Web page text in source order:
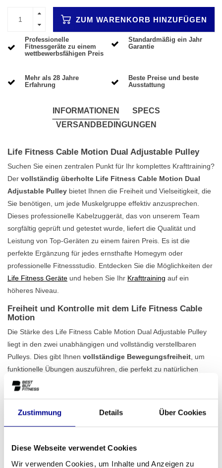
Zustimmung Details Über Cookies
Diese Webseite verwendet Cookies
Wir verwenden Cookies, um Inhalte und Anzeigen zu
ZUM WARENKORB HINZUFÜGEN
Professionelle
Fitnessgeräte zu einem
wettbewerbsfähigen Preis
Standardmäßig ein Jahr
Garantie
Mehr als 28 Jahre
Erfahrung
Beste Preise und beste
Ausstattung
INFORMATIONEN
SPECS
VERSANDBEDINGUNGEN
Life Fitness Cable Motion Dual Adjustable Pulley
Suchen Sie einen zentralen Punkt für Ihr komplettes Krafttraining?
Der vollständig überholte Life Fitness Cable Motion Dual
Adjustable Pulley bietet Ihnen die Freiheit und Vielseitigkeit, die
Sie benötigen, um jede Muskelgruppe effektiv anzusprechen.
Dieses professionelle Kabelzuggerät, das von unserem Team
sorgfältig geprüft und getestet wurde, liefert die Qualität und
Leistung von Top-Geräten zu einem fairen Preis. Es ist die
perfekte Ergänzung für jedes ernsthafte Homegym oder
professionelle Fitnessstudio. Entdecken Sie die Möglichkeiten der
Life Fitness Geräte und heben Sie Ihr Krafttraining auf ein
höheres Niveau.
Freiheit und Kontrolle mit dem Life Fitness Cable
Motion
Die Stärke des Life Fitness Cable Motion Dual Adjustable Pulley
liegt in den zwei unabhängigen und vollständig verstellbaren
Pulleys. Dies gibt Ihnen vollständige Bewegungsfreiheit, um
funktionelle Übungen auszuführen, die perfekt zu natürlichen
Bewegungsmustern passen. Egal, ob Sie Brust, Rücken,
Schultern, Arme oder Beine trainieren, Sie können die Kabel
schnell und einfach in die richtige Position bringen. Dank der
robusten Konstruktion und des hohen Gesamtgewichts von 639
intensivster Nutzung. Sehen Sie sich auch unser komplettes